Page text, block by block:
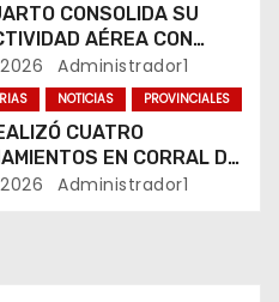
CONSOLIDA SU
AÉREA CON
VUELOS SEMANALES A
AIRES
Administrador1
NOTICIAS PROVINCIALES
CUATRO
EN CORRAL DE
IFFLINGER
Administrador1